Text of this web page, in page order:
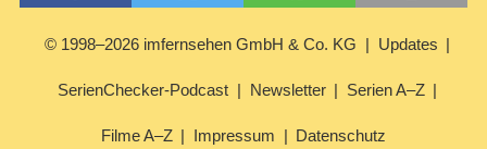
© 1998–2026 imfernsehen GmbH & Co. KG Updates
SerienChecker-Podcast Newsletter Serien A–Z
Filme A–Z Impressum Datenschutz